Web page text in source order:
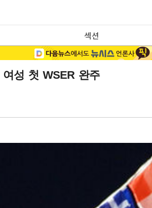
섹션
성 첫 WSER 완주